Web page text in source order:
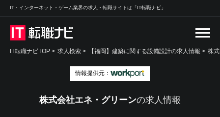
IT・インターネット・ゲーム業界の求人・転職サイトは「IT転職ナビ」
IT転職ナビTOP > 求人検索 > 【福岡】建築に関する設備設計の求人情報 > 株
情報提供元：
株式会社エネ・グリーンの求人情報